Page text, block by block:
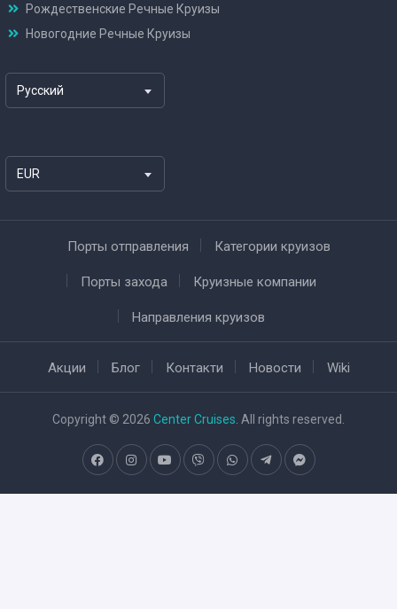
Рождественские Речные Круизы
Новогодние Речные Круизы
Русский
EUR
Порты отправления Категории круизов
Порты захода Круизные компании
Направления круизов
Акции Блог Контакти Новости Wiki
Copyright © 2026 Center Cruises . All rights reserved.